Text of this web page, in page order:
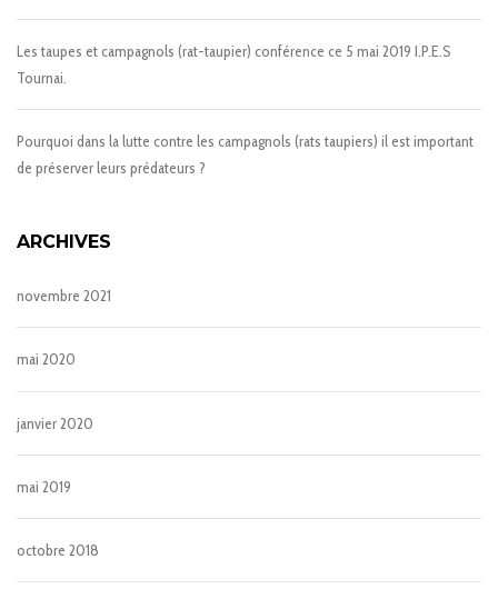
Les taupes et campagnols (rat-taupier) conférence ce 5 mai 2019 I.P.E.S
Tournai.
Pourquoi dans la lutte contre les campagnols (rats taupiers) il est important
de préserver leurs prédateurs ?
ARCHIVES
novembre 2021
mai 2020
janvier 2020
mai 2019
octobre 2018